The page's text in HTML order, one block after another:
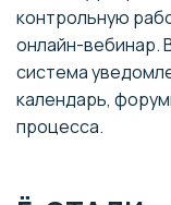
контрольную
онлайн-вебинар.
система
календарь,
процесса.